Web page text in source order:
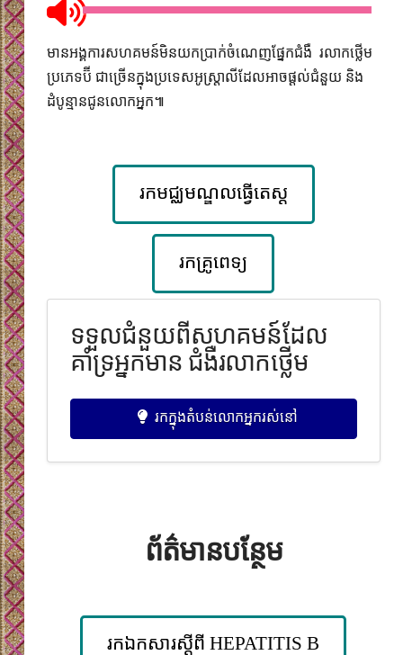
មានអង្គការសហគមន៍មិនយកប្រាក់ចំណេញផ្នែកជំងឺ រលាកថ្លើម
ប្រភេទប៊ី ជាច្រើនក្នុង​ប្រទេសអូស្រ្តាលីដែលអាចផ្តល់ជំនួយ និង
ដំបូន្មានជូនលោកអ្នក៕
រកមជ្ឈមណ្ឌលធ្វើតេស្ត
រកគ្រូពេទ្យ
ទទួលជំនួយពីសហគមន៍ដែល
គាំទ្រអ្នកមាន ជំងឺរលាកថ្លើម
រកក្នុងតំបន់លោកអ្នករស់នៅ
ព័ត៌មានបន្ថែម
រកឯកសារស្តីពី HEPATITIS B